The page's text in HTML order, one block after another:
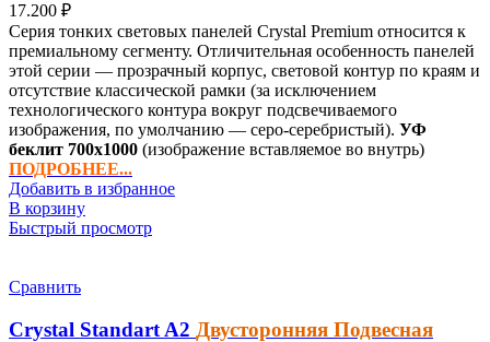
17.200 ₽
Серия тонких световых панелей Crystal Premium относится к
премиальному сегменту. Отличительная особенность панелей
этой серии — прозрачный корпус, световой контур по краям и
отсутствие классической рамки (за исключением
технологического контура вокруг подсвечиваемого
изображения, по умолчанию — серо-серебристый). УФ
беклит 700х1000 (изображение вставляемое во внутрь)
ПОДРОБНЕЕ...
Добавить в избранное
В корзину
Быстрый просмотр
Сравнить
Crystal Standart A2 Двусторонняя Подвесная